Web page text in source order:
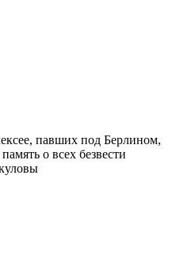
павших под Берлином,
о всех безвести